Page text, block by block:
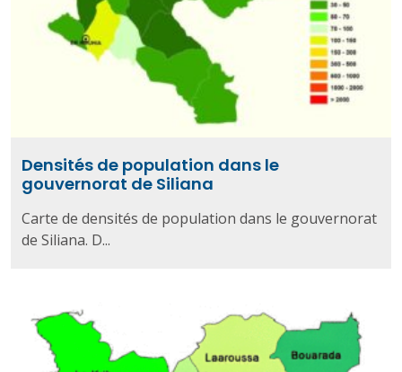
Densités de population dans le
gouvernorat de Siliana
Carte de densités de population dans le gouvernorat
de Siliana. D...